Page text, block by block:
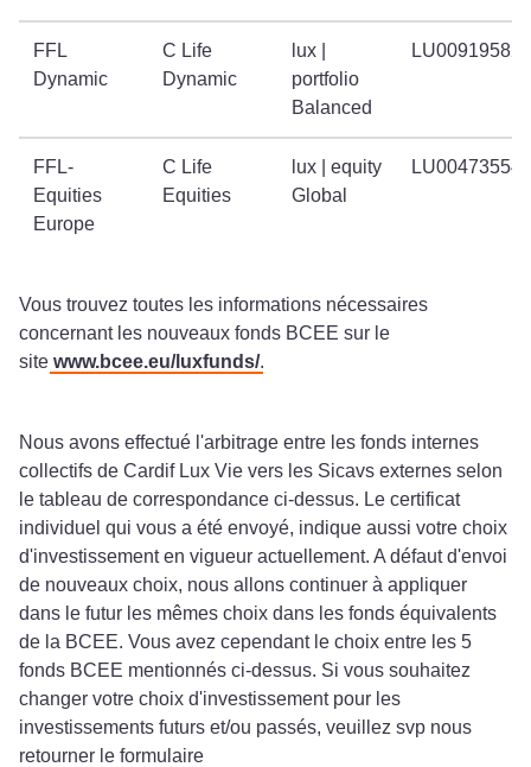
FFL
Dynamic
C Life
Dynamic
lux |
portfolio
Balanced
FFL-
Equities
Europe
C Life
Equities
lux | equity
Global
Vous trouvez toutes les informations nécessaires
concernant les nouveaux fonds BCEE sur le
site www.bcee.eu/luxfunds/.
Nous avons effectué l'arbitrage entre les fonds internes
collectifs de Cardif Lux Vie vers les Sicavs externes selon
le tableau de correspondance ci-dessus. Le certificat
individuel qui vous a été envoyé, indique aussi votre choix
d'investissement en vigueur actuellement. A défaut d'envoi
de nouveaux choix, nous allons continuer à appliquer
dans le futur les mêmes choix dans les fonds équivalents
de la BCEE. Vous avez cependant le choix entre les 5
fonds BCEE mentionnés ci-dessus. Si vous souhaitez
changer votre choix d'investissement pour les
investissements futurs et/ou passés, veuillez svp nous
retourner le formulaire